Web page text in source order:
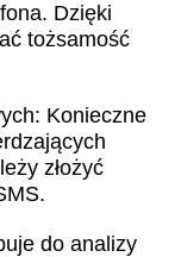
Dzięki
tożsamość
Konieczne
złożyć
do analizy